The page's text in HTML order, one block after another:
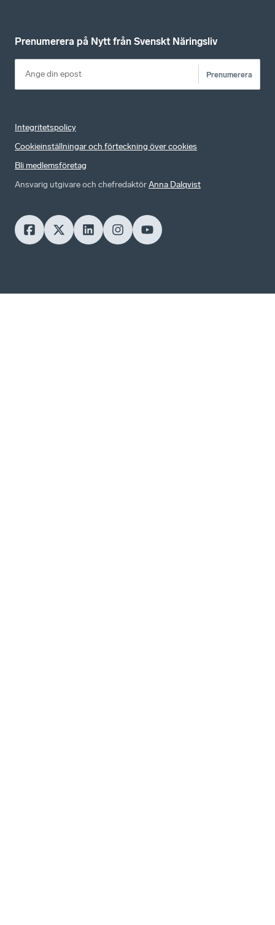
Prenumerera på Nytt från Svenskt Näringsliv
Prenumerera
Integritetspolicy
Cookieinställningar och förteckning över cookies
Bli medlemsföretag
Ansvarig utgivare och chefredaktörAnna Dalqvist